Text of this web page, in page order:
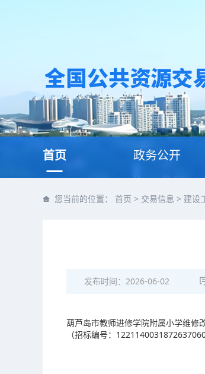
首页 政务公开
您当前的位置： 首页 > 交易信息 > 建设
发布时间： 2026-06-02
葫芦岛市教师进修学院附属小学维修
（招标编号：